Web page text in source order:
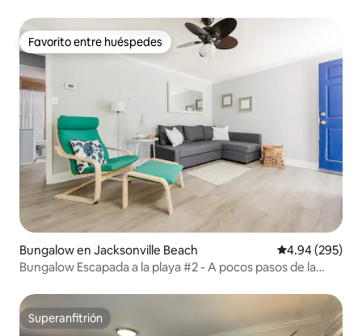
Favorito entre huéspedes
Favorito entre huéspedes
Bungalow en Jacksonville Beach Calificación
4.94 (295)
Bungalow Escapada a la playa #2 - A pocos pasos de la
Superanfitrión
Superanfitrión